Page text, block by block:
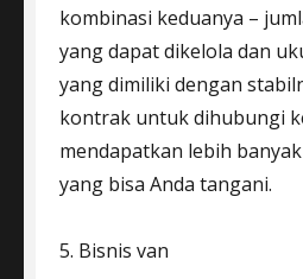
kombinasi keduanya –
yang dapat dikelola dan
yang dimiliki dengan
kontrak untuk dihubungi
mendapatkan lebih
yang bisa Anda tangani.
5. Bisnis van